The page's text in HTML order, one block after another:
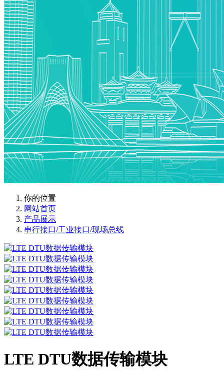
你的位置
网站首页
产品展示
串行接口/工业接口/现场总线
LTE DTU数据传输模块